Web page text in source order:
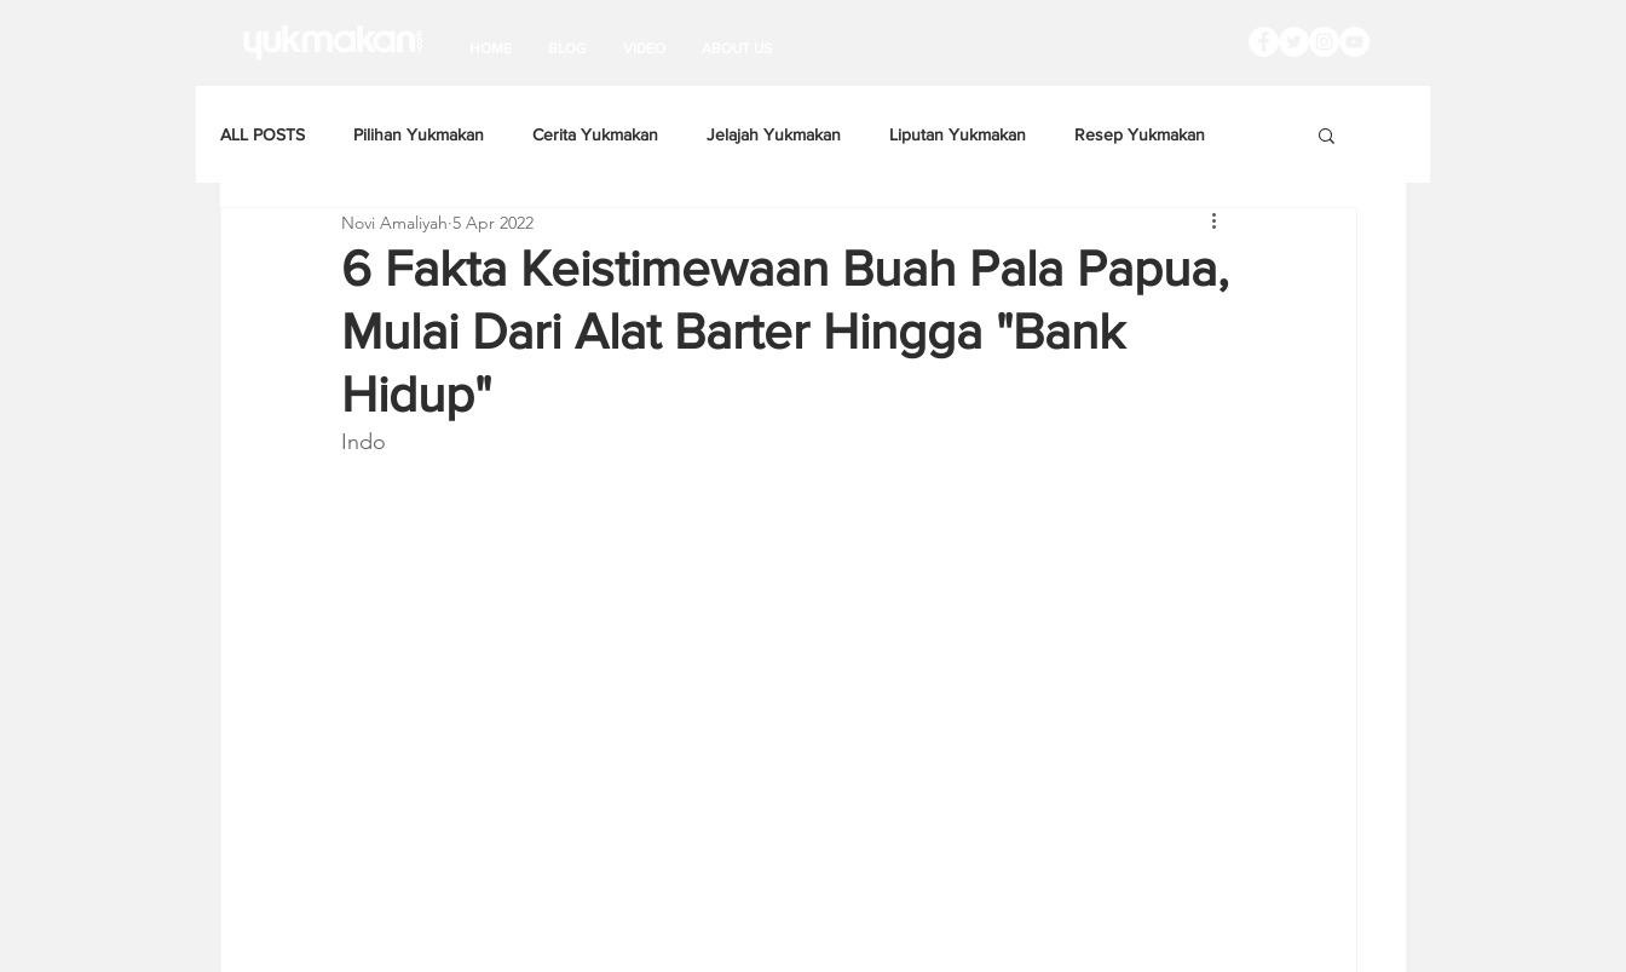
ALL POSTS Pilihan Yukmakan Cerita Yukmakan Jelajah Yukmakan Liputan Yukmakan Resep Yukmakan
6 Fakta Keistimewaan Buah Pala Papua,
Mulai Dari Alat Barter Hingga "Bank
Hidup"
Novi Amaliyah 5 Apr 2022
Indo